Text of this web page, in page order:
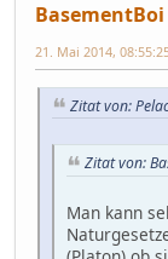
BasementBoi
21. Mai 2014,
Zitat von:
Zitat von:
Man kann